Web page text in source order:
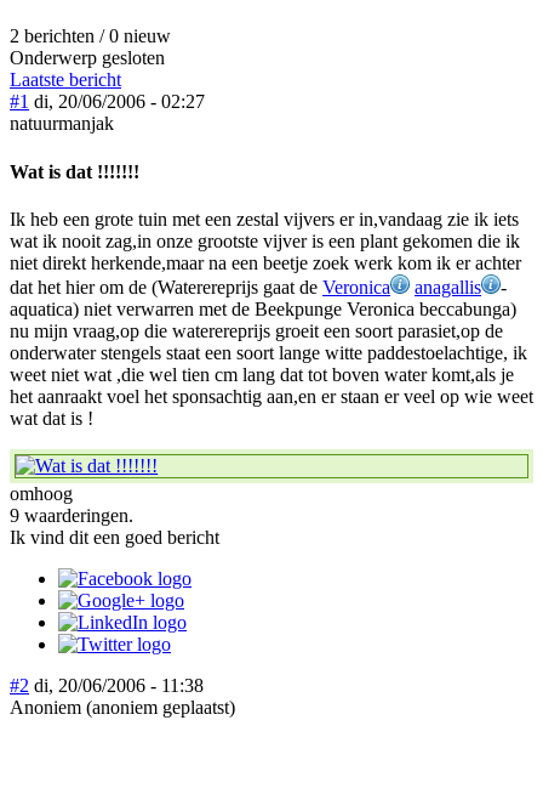
2 berichten / 0 nieuw
Onderwerp gesloten
Laatste bericht
#1 di, 20/06/2006 - 02:27
natuurmanjak
Wat is dat !!!!!!!
Ik heb een grote tuin met een zestal vijvers er in,vandaag zie ik iets
wat ik nooit zag,in onze grootste vijver is een plant gekomen die ik
niet direkt herkende,maar na een beetje zoek werk kom ik er achter
dat het hier om de (Waterereprijs gaat de Veronica anagallis
-
aquatica) niet verwarren met de Beekpunge Veronica beccabunga)
nu mijn vraag,op die waterereprijs groeit een soort parasiet,op de
onderwater stengels staat een soort lange witte paddestoelachtige, ik
weet niet wat ,die wel tien cm lang dat tot boven water komt,als je
het aanraakt voel het sponsachtig aan,en er staan er veel op wie weet
wat dat is !
omhoog
9 waarderingen.
Ik vind dit een goed bericht
#2 di, 20/06/2006 - 11:38
Anoniem (anoniem geplaatst)